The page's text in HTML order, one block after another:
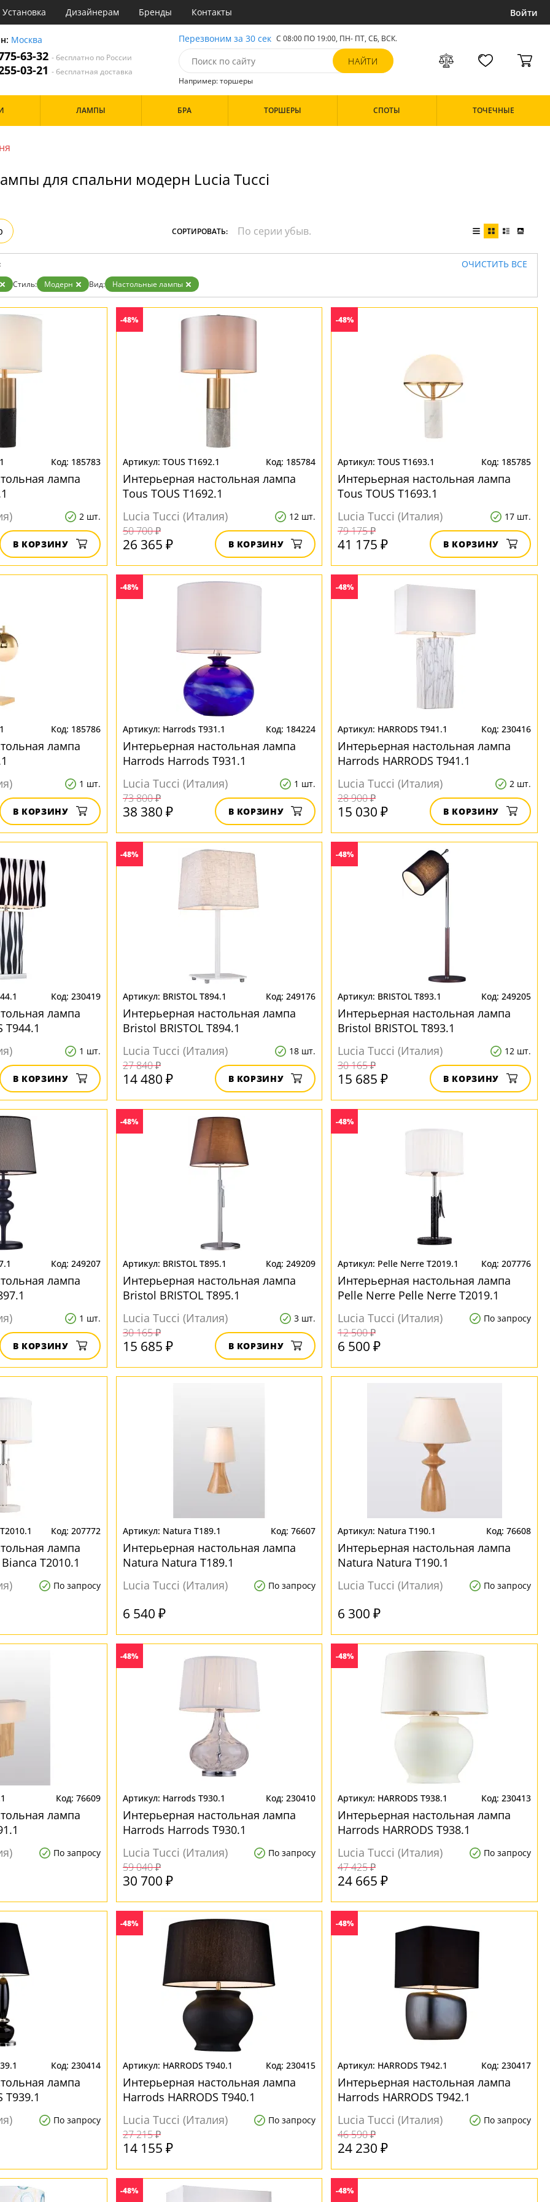
Установка Дизайнерам Бренды Контакты Войти
Москва
63-32- бесплатно по России
03-21- бесплатная доставка
Перезвоним за 30 сек С 08:00 ПО 19:00, ПН- ПТ, СБ, ВСК.
Например: торшеры
Офис
Прихожая
Белые
Прозрачные
Хром
Черные
Бренд
ЛАМПЫ БРА ТОРШЕРЫ СПОТЫ ТОЧЕЧНЫЕ
для спальни модерн Lucia Tucci
СОРТИРОВАТЬ:
ОЧИСТИТЬ ВСЕ
Стиль: Модерн Вид: Настольные лампы
185783
лампа
2 шт.
В КОРЗИНУ
-48%
TOUS T1692.1 185784
Интерьерная настольная лампа
Tous TOUS T1692.1
Lucia Tucci (Италия)
12 шт.
50 700 ₽
26 365 ₽ В КОРЗИНУ
-48%
TOUS T1693.1 185785
Интерьерная настольная лампа
Tous TOUS T1693.1
Lucia Tucci (Италия)
17 шт.
79 175 ₽
41 175 ₽ В КОРЗИНУ
185786
лампа
1 шт.
В КОРЗИНУ
-48%
Harrods T931.1 184224
Интерьерная настольная лампа
Harrods Harrods T931.1
Lucia Tucci (Италия)
1 шт.
73 800 ₽
38 380 ₽ В КОРЗИНУ
-48%
HARRODS T941.1 230416
Интерьерная настольная лампа
Harrods HARRODS T941.1
Lucia Tucci (Италия)
2 шт.
28 900 ₽
15 030 ₽ В КОРЗИНУ
230419
лампа
T944.1
1 шт.
В КОРЗИНУ
-48%
BRISTOL T894.1 249176
Интерьерная настольная лампа
Bristol BRISTOL T894.1
Lucia Tucci (Италия)
18 шт.
27 840 ₽
14 480 ₽ В КОРЗИНУ
-48%
BRISTOL T893.1 249205
Интерьерная настольная лампа
Bristol BRISTOL T893.1
Lucia Tucci (Италия)
12 шт.
30 165 ₽
15 685 ₽ В КОРЗИНУ
249207
лампа
1 шт.
В КОРЗИНУ
-48%
BRISTOL T895.1 249209
Интерьерная настольная лампа
Bristol BRISTOL T895.1
Lucia Tucci (Италия)
3 шт.
30 165 ₽
15 685 ₽ В КОРЗИНУ
-48%
Pelle Nerre T2019.1 207776
Интерьерная настольная лампа
Pelle Nerre Pelle Nerre T2019.1
Lucia Tucci (Италия)
По запросу
12 500 ₽
6 500 ₽
207772
лампа
T2010.1
По запросу
Natura T189.1 76607
Интерьерная настольная лампа
Natura Natura T189.1
Lucia Tucci (Италия)
По запросу
6 540 ₽
Natura T190.1 76608
Интерьерная настольная лампа
Natura Natura T190.1
Lucia Tucci (Италия)
По запросу
6 300 ₽
76609
лампа
По запросу
-48%
Harrods T930.1 230410
Интерьерная настольная лампа
Harrods Harrods T930.1
Lucia Tucci (Италия)
По запросу
59 040 ₽
30 700 ₽
-48%
HARRODS T938.1 230413
Интерьерная настольная лампа
Harrods HARRODS T938.1
Lucia Tucci (Италия)
По запросу
47 425 ₽
24 665 ₽
230414
лампа
T939.1
По запросу
-48%
HARRODS T940.1 230415
Интерьерная настольная лампа
Harrods HARRODS T940.1
Lucia Tucci (Италия)
По запросу
27 215 ₽
14 155 ₽
-48%
HARRODS T942.1 230417
Интерьерная настольная лампа
Harrods HARRODS T942.1
Lucia Tucci (Италия)
По запросу
46 590 ₽
24 230 ₽
-48% -48%